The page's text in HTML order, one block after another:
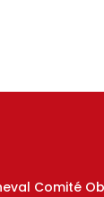
Comité